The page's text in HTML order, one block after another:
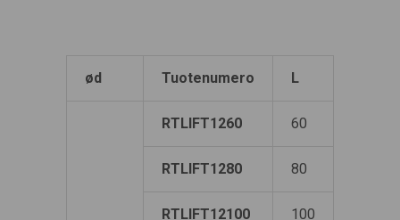
ød Tuotenumero L
RTLIFT1260 60
RTLIFT1280 80
RTLIFT12100 100